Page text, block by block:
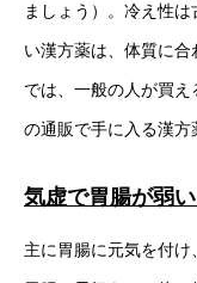
ましょう）。冷え性
い漢方薬は、体質に合
では、一般の人が買
の通販で手に入る漢方
気虚で胃腸が弱
主に胃腸に元気を付け